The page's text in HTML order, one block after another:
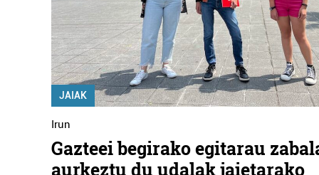
JAIAK
Irun
Gazteei begirako egitarau
aurkeztu du udalak jaietarako